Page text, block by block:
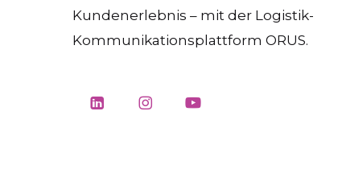
Kundenerlebnis – mit der Logistik-
Kommunikationsplattform ORUS.